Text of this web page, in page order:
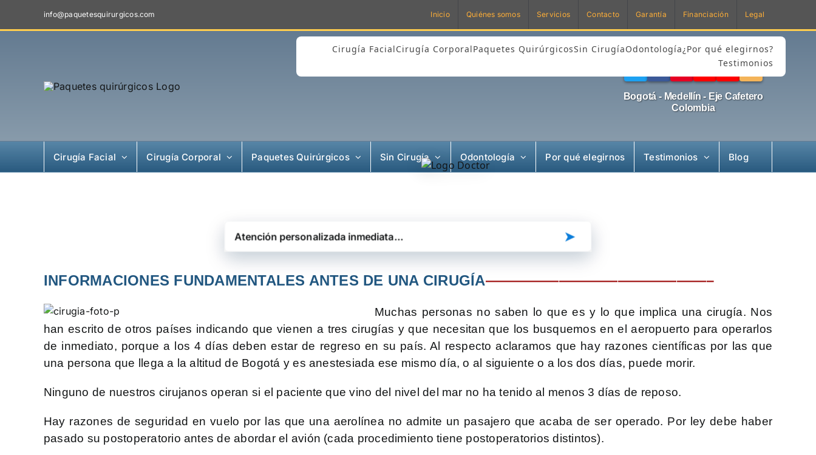
info@paquetesquirurgicos.com Inicio Quiénes somos Servicios Contacto Garantía Financiación Legal
Bogotá - Medellín - Eje Cafetero
Colombia
Cirugía Facial Cirugía Corporal Paquetes Quirúrgicos Sin Cirugía Odontología Por qué elegirnos Testimonios Blog
➤
INFORMACIONES FUNDAMENTALES ANTES DE UNA CIRUGÍA———————————————–
Muchas personas no saben lo que es y lo que implica una cirugía. Nos
han escrito de otros países indicando que vienen a tres cirugías y que necesitan que los busquemos en el aeropuerto para operarlos
de inmediato, porque a los 4 días deben estar de regreso en su país. Al respecto aclaramos que hay razones científicas por las que
una persona que llega a la altitud de Bogotá y es anestesiada ese mismo día, o al siguiente o a los dos días, puede morir.
Ninguno de nuestros cirujanos operan si el paciente que vino del nivel del mar no ha tenido al menos 3 días de reposo.
Hay razones de seguridad en vuelo por las que una aerolínea no admite un pasajero que acaba de ser operado. Por ley debe haber
pasado su postoperatorio antes de abordar el avión (cada procedimiento tiene postoperatorios distintos).
Cirugía FacialCirugía CorporalPaquetes QuirúrgicosSin CirugíaOdontología¿Por qué elegirnos?
Testimonios